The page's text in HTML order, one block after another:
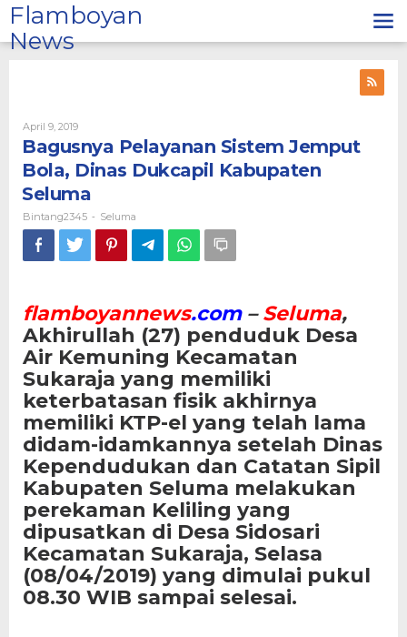
Lewati
ke
konten
Flamboyan
News
April 9, 2019Oleh
Bintang2345
Bagusnya Pelayanan Sistem Jemput
Bola, Dinas Dukcapil Kabupaten
Seluma
Bintang2345 - Seluma
flamboyannews.com–Seluma,
Akhirullah (27) penduduk Desa
Air Kemuning Kecamatan
Sukaraja yang memiliki
keterbatasan fisik akhirnya
memiliki KTP-el yang telah lama
didam-idamkannya setelah Dinas
Kependudukan dan Catatan Sipil
Kabupaten Seluma melakukan
perekaman Keliling yang
dipusatkan di Desa Sidosari
Kecamatan Sukaraja, Selasa
(08/04/2019) yang dimulai pukul
08.30 WIB sampai selesai.